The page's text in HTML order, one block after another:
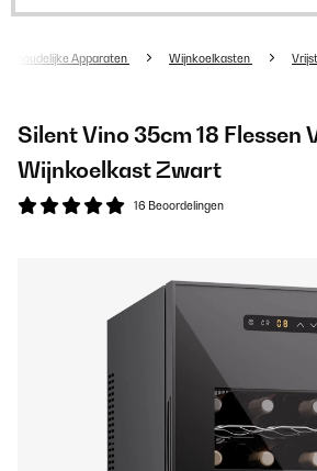
Apparaten Wijnkoelkasten
Silent Vino 35cm 18 Flessen
Wijnkoelkast Zwart
16 Beoordelingen